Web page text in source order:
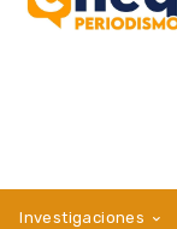
Investigaciones